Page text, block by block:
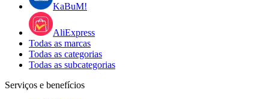
KaBuM!
AliExpress
Todas as marcas
Todas as categorias
Todas as subcategorias
Serviços e benefícios